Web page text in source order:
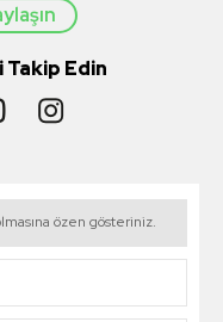
Takip Edin
özen gösteriniz.